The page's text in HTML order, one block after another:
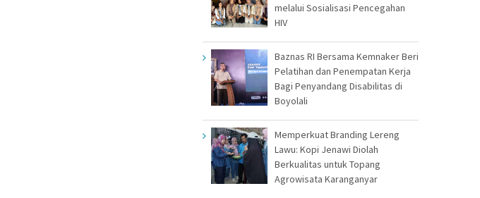
melalui Sosialisasi Pencegahan
HIV
Baznas RI Bersama Kemnaker Beri
Pelatihan dan Penempatan Kerja
Bagi Penyandang Disabilitas di
Boyolali
Memperkuat Branding Lereng
Lawu: Kopi Jenawi Diolah
Berkualitas untuk Topang
Agrowisata Karanganyar